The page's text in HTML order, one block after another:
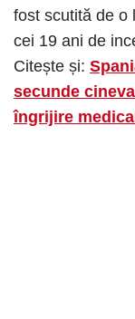
fost scutită de o
cei 19 ani de
Citește și:
secunde
îngrijire